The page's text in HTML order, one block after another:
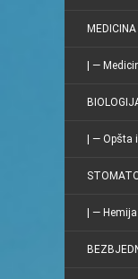
MEDICINA
| —
| —
| — Hemija